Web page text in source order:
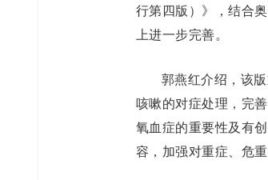
行第四版）》，结合
上进一步完善。
郭燕红介绍，该
咳嗽的对症处理，完
氧血症的重要性及有
容，加强对重症、危